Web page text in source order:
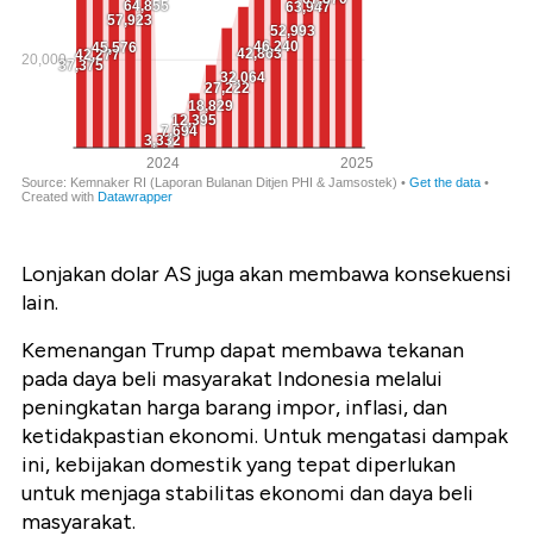
Lonjakan dolar AS juga akan membawa konsekuensi
lain.
Kemenangan Trump dapat membawa tekanan
pada daya beli masyarakat Indonesia melalui
peningkatan harga barang impor, inflasi, dan
ketidakpastian ekonomi. Untuk mengatasi dampak
ini, kebijakan domestik yang tepat diperlukan
untuk menjaga stabilitas ekonomi dan daya beli
masyarakat.